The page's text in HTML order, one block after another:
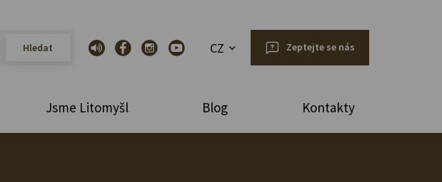
CZ Zeptejte se nás
Jsme Litomyšl Blog Kontakty